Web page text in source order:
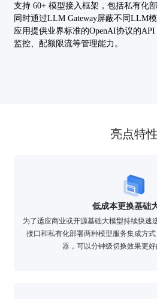
支持 60+ 模型接入框架，包括私有化
同时通过LLM Gateway屏蔽不同LLM
应用提供业界标准的OpenAI协议的API
监控、配额限流等管理能力。
亮点特性
低成本更换基础
为了适应商业或开源基础大模型持续快速
接口和私有化部署两种模型服务集成方
器，可以分钟级切换效果更好